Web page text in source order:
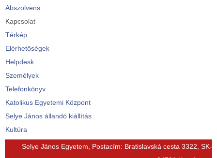
Abszolvens
Kapcsolat
Térkép
Elérhetőségek
Helpdesk
Személyek
Telefonkönyv
Katolikus Egyetemi Központ
Selye János állandó kiállítás
Kultúra
© FreeJoomla! 3 Modules - by VinaGecko.com
Selye János Egyetem, Postacím: Bratislavská cesta 3322, SK-